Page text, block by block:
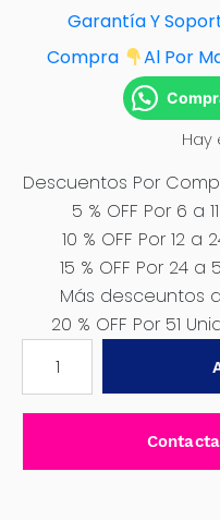
Garantía Y
Compra
Al Por
Hay
Descuentos Por
5 % OFF Por 6 a
10 % OFF Por 12 a
15 % OFF Por 24
Más desceuntos
20 % OFF Por 51
2.0